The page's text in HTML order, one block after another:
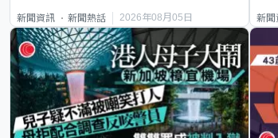
新聞資訊 新聞熱話 2026年08月05日 新聞